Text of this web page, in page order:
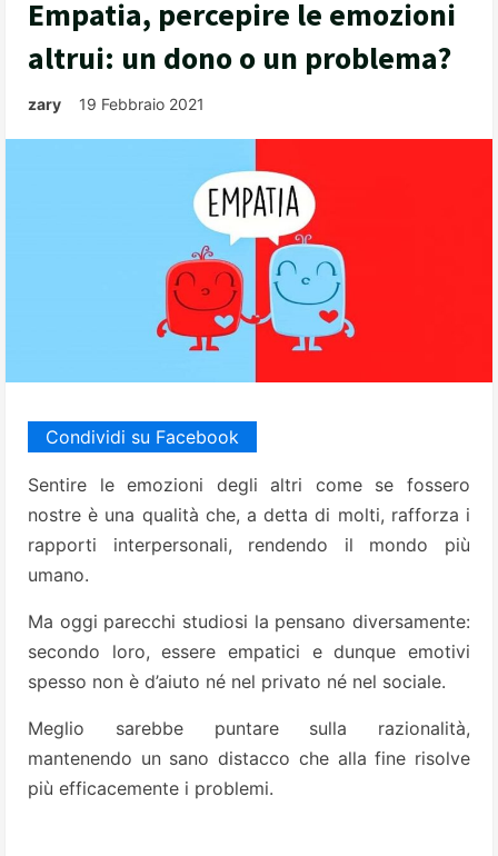
Empatia, percepire le emozioni
altrui: un dono o un problema?
zary 19 Febbraio 2021
Condividi su Facebook
Sentire le emozioni degli altri come se fossero
nostre è una qualità che, a detta di molti, rafforza i
rapporti interpersonali, rendendo il mondo più
umano.
Ma oggi parecchi studiosi la pensano diversamente:
secondo loro, essere empatici e dunque emotivi
spesso non è d’aiuto né nel privato né nel sociale.
Meglio sarebbe puntare sulla razionalità,
mantenendo un sano distacco che alla fine risolve
più efficacemente i problemi.